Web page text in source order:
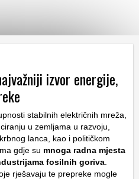
izvor energije,
stabilnih električnih mreža,
u zemljama u razvoju,
lanca, kao i političkom
gdje su mnoga radna mjesta
fosilnih goriva
rješavaju te prepreke mogle